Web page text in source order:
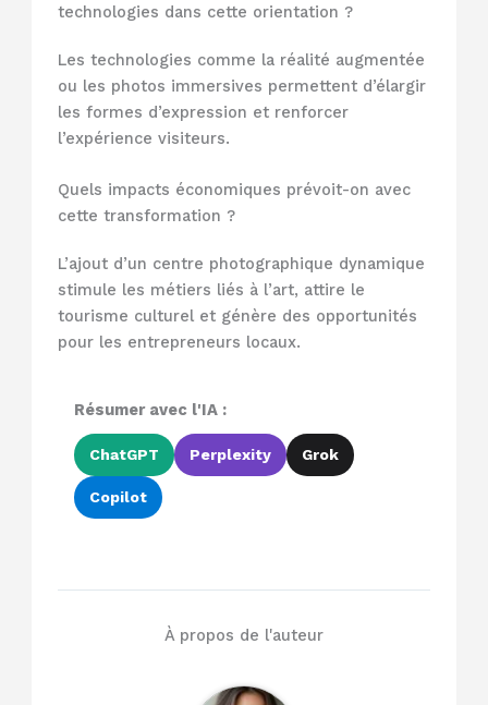
technologies dans cette orientation ?
Les technologies comme la réalité augmentée
ou les photos immersives permettent d’élargir
les formes d’expression et renforcer
l’expérience visiteurs.
Quels impacts économiques prévoit-on avec
cette transformation ?
L’ajout d’un centre photographique dynamique
stimule les métiers liés à l’art, attire le
tourisme culturel et génère des opportunités
pour les entrepreneurs locaux.
Résumer avec l'IA :
ChatGPT Perplexity Grok
Copilot
À propos de l'auteur